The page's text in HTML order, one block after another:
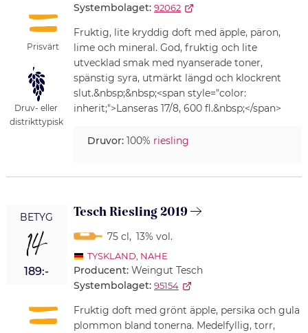
Prisvärt
Druv- eller
distrikttypisk
Systembolaget: 92062
Fruktig, lite kryddig doft med äpple, päron,
lime och mineral. God, fruktig och lite
utvecklad smak med nyanserade toner,
spänstig syra, utmärkt längd och klockrent
slut.&nbsp;&nbsp;<span style="color:
inherit;">Lanseras 17/8, 600 fl.&nbsp;</span>
Druvor:100% riesling
BETYG
14
189:-
Tesch Riesling 2019
75 cl , 13% vol.
TYSKLAND, NAHE
Producent: Weingut Tesch
Systembolaget: 95154
Fruktig doft med grönt äpple, persika och gula
plommon bland tonerna. Medelfyllig, torr,